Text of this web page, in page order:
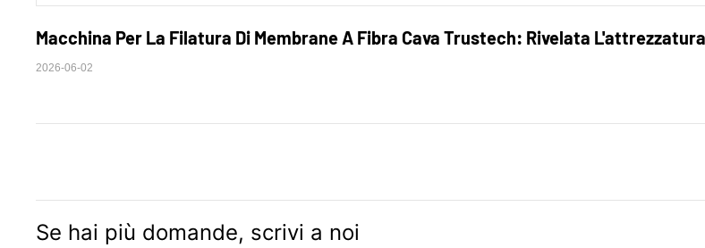
Macchina Per La Filatura Di Membrane A Fibra Cava Trustech: Rivelata
2026-06-02
Se hai più domande, scrivi a noi